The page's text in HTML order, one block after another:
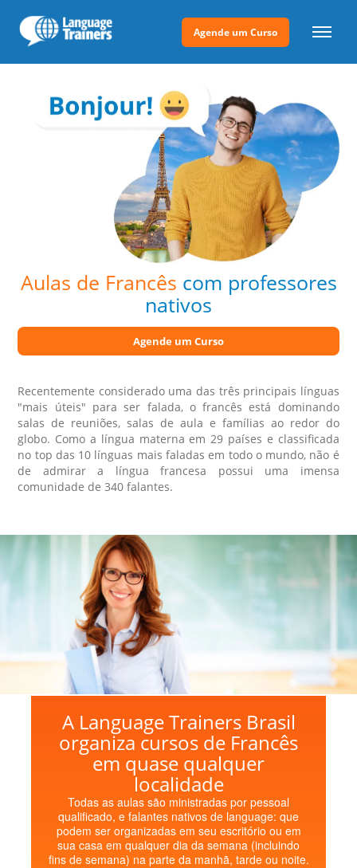
Agende um Curso
Aulas de Francês com professores
nativos
Agende um Curso
Recentemente considerado uma das três principais línguas
"mais úteis" para ser falada, o francês está dominando
salas de reuniões, salas de aula e famílias ao redor do
globo. Como a língua materna em 29 países e classificada
no top das 10 línguas mais faladas em todo o mundo, não é
de admirar a língua francesa possui uma imensa
comunidade de 340 falantes.
A Language Trainers Brasil
organiza cursos de Francês
em quase qualquer
localidade
Todas as aulas são ministradas por pessoal
qualificado, e falantes nativos de language: que
podem ser organizadas em seu escritório ou em
sua casa em qualquer dia da semana (incluindo
fins de semana) na parte da manhã, tarde ou noite.